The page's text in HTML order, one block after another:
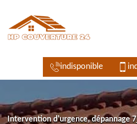
indisponible
Intervention d'urgence, dépannage